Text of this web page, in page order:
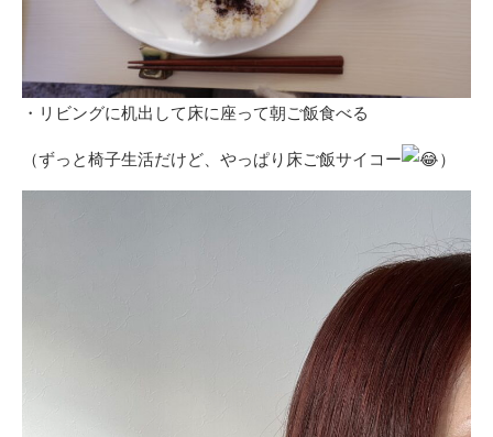
・リビングに机出して床に座って朝ご飯食べる
（ずっと椅子生活だけど、やっぱり床ご飯サイコー ）